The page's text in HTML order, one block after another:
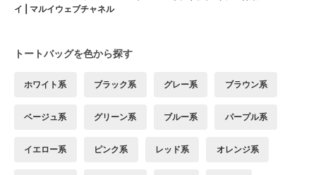
イ | マルイウェブチャネル
トートバッグを色から探す
ホワイト系 ブラック系 グレー系 ブラウン系
ベージュ系 グリーン系 ブルー系 パープル系
イエロー系 ピンク系 レッド系 オレンジ系